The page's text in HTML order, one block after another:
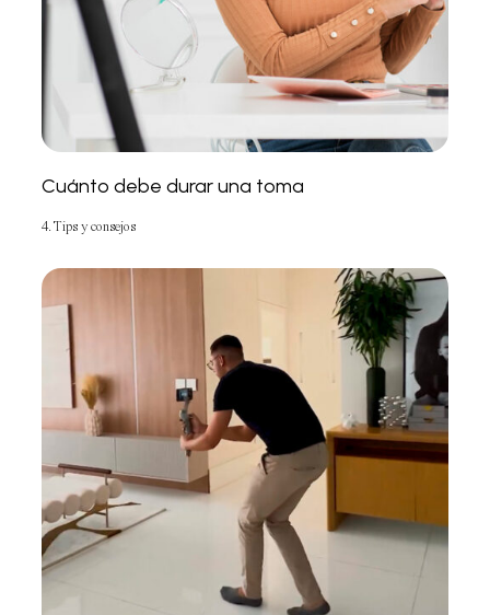
Cuánto debe durar una toma
4. Tips y consejos